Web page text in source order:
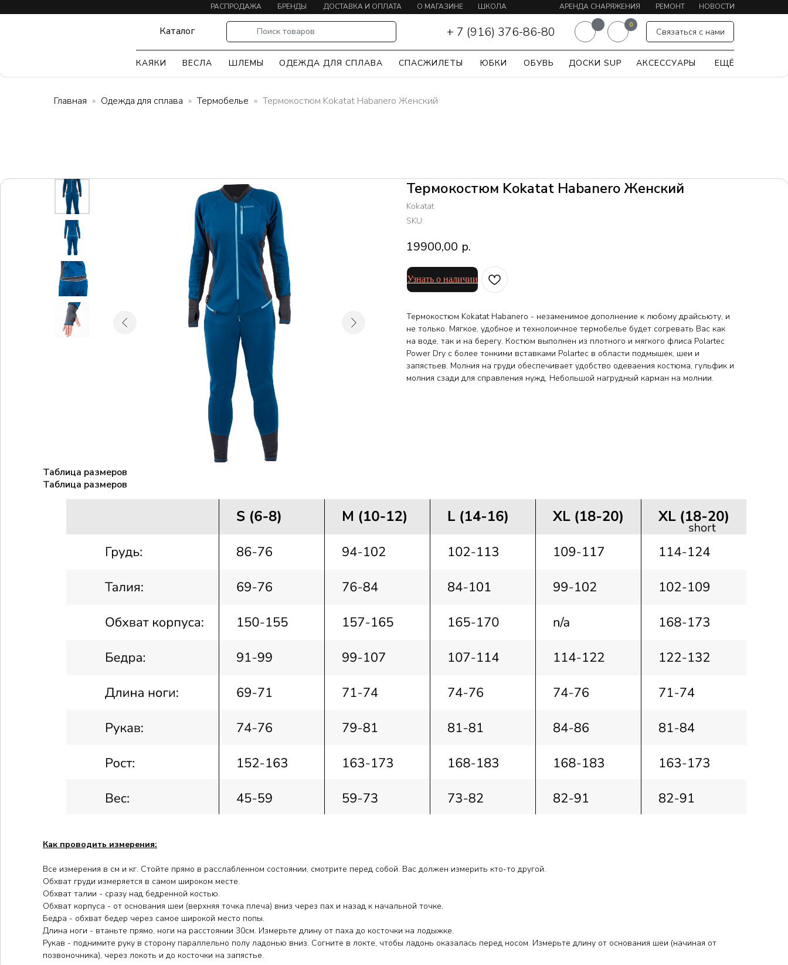
Каталог
РАСПРОДАЖА БРЕНДЫ ДОСТАВКА И ОПЛАТА О МАГАЗИНЕ
ШКОЛА
КАЯКИНГА
АРЕНДА СНАРЯЖЕНИЯ РЕМОНТ НОВОСТИ
Поиск товаров Связаться с нами
+ 7 (916) 376-86-80
КАЯКИ ВЕСЛА ОДЕЖДА ДЛЯ СПЛАВА ОБУВЬ
ШЛЕМЫ СПАСЖИЛЕТЫ ЮБКИ ДОСКИ SUP АКСЕССУАРЫ ЕЩЁ
0
Главная Одежда для сплава Термобелье Термокостюм Kokatat Habanero Женский
Термокостюм Kokatat Habanero Женский
Kokatat
SKU:
19900,00 р.
Узнать о наличии
Термокостюм Kokatat Habanero - незаменимое дополнение к любому драйсьюту, и
не только. Мягкое, удобное и технолоичное термобелье будет согревать Вас как
на воде, так и на берегу. Костюм выполнен из плотного и мягкого флиса Polartec
Power Dry с более тонкими вставками Polartec в области подмышек, шеи и
запястьев. Молния на груди обеспечивает удобство одеваения костюма, гульфик и
молния сзади для справления нужд. Небольшой нагрудный карман на молнии.
Таблица размеров
Таблица размеров
Как проводить измерения:
Все измерения в см и кг. Стойте прямо в расслабленном состоянии, смотрите перед собой. Вас должен измерить кто-то другой.
Обхват груди измеряется в самом широком месте.
Обхват талии - сразу над бедренной костью.
Обхват корпуса - от основания шеи (верхняя точка плеча) вниз через пах и назад к начальной точке.
Бедра - обхват бедер через самое широкой место попы.
Длина ноги - втаньте прямо, ноги на расстоянии 30см. Измерьте длину от паха до косточки на лодыжке.
Рукав - поднимите руку в сторону параллельно полу ладонью вниз. Согните в локте, чтобы ладонь оказалась перед носом. Измерьте длину от основания шеи (начиная от
позвоночника), через локоть и до косточки на запястье.